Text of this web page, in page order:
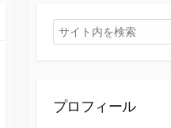
検
索
プロフィール